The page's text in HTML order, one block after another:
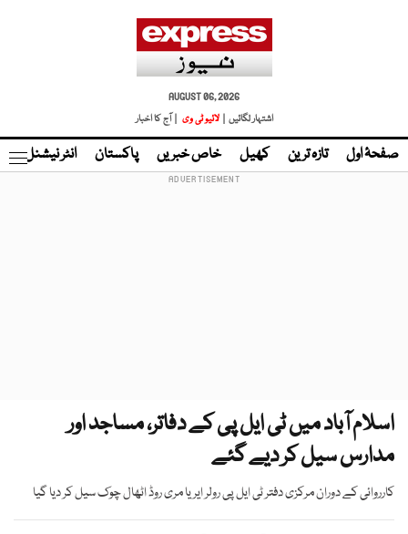
AUGUST 06, 2026
اشتہار لگائیں |
لائیو ٹی وی | آج کا اخبار
صفحۂ اول تازہ ترین کھیل خاص خبریں پاکستان انٹر نیشنل
اسلام آباد میں ٹی ایل پی کے دفاتر، مساجد اور
مدارس سیل کر دیے گئے
کارروائی کے دوران مرکزی دفتر ٹی ایل پی رولر ایریا مری روڈ اٹھال چوک سیل کر دیا گیا